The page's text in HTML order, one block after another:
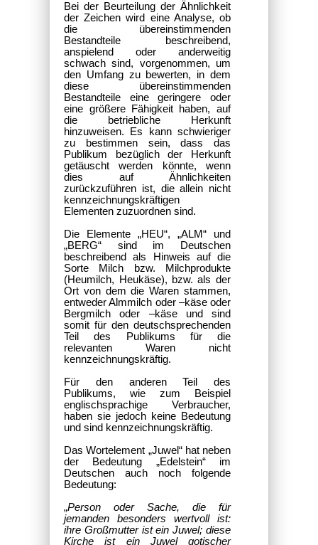
Bei der Beurteilung der Ähnlichkeit
der Zeichen wird eine Analyse, ob
die übereinstimmenden
Bestandteile beschreibend,
anspielend oder anderweitig
schwach sind, vorgenommen, um
den Umfang zu bewerten, in dem
diese übereinstimmenden
Bestandteile eine geringere oder
eine größere Fähigkeit haben, auf
die betriebliche Herkunft
hinzuweisen. Es kann schwieriger
zu bestimmen sein, dass das
Publikum bezüglich der Herkunft
getäuscht werden könnte, wenn
dies auf Ähnlichkeiten
zurückzuführen ist, die allein nicht
kennzeichnungskräftigen
Elementen zuzuordnen sind.
Die Elemente „HEU“, „ALM“ und
„BERG“ sind im Deutschen
beschreibend als Hinweis auf die
Sorte Milch bzw. Milchprodukte
(Heumilch, Heukäse), bzw. als der
Ort von dem die Waren stammen,
entweder Almmilch oder –käse oder
Bergmilch oder –käse und sind
somit für den deutschsprechenden
Teil des Publikums für die
relevanten Waren nicht
kennzeichnungskräftig.
Für den anderen Teil des
Publikums, wie zum Beispiel
englischsprachige Verbraucher,
haben sie jedoch keine Bedeutung
und sind kennzeichnungskräftig.
Das Wortelement „Juwel“ hat neben
der Bedeutung „Edelstein“ im
Deutschen auch noch folgende
Bedeutung:
„Person oder Sache, die für
jemanden besonders wertvoll ist:
ihre Großmutter ist ein Juwel; diese
Kirche ist ein Juwel gotischer